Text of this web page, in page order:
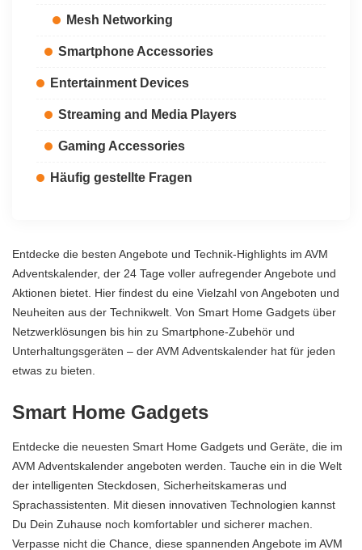
Mesh Networking
Smartphone Accessories
Entertainment Devices
Streaming and Media Players
Gaming Accessories
Häufig gestellte Fragen
Entdecke die besten Angebote und Technik-Highlights im AVM
Adventskalender, der 24 Tage voller aufregender Angebote und
Aktionen bietet. Hier findest du eine Vielzahl von Angeboten und
Neuheiten aus der Technikwelt. Von Smart Home Gadgets über
Netzwerklösungen bis hin zu Smartphone-Zubehör und
Unterhaltungsgeräten – der AVM Adventskalender hat für jeden
etwas zu bieten.
Smart Home Gadgets
Entdecke die neuesten Smart Home Gadgets und Geräte, die im
AVM Adventskalender angeboten werden. Tauche ein in die Welt
der intelligenten Steckdosen, Sicherheitskameras und
Sprachassistenten. Mit diesen innovativen Technologien kannst
Du Dein Zuhause noch komfortabler und sicherer machen.
Verpasse nicht die Chance, diese spannenden Angebote im AVM